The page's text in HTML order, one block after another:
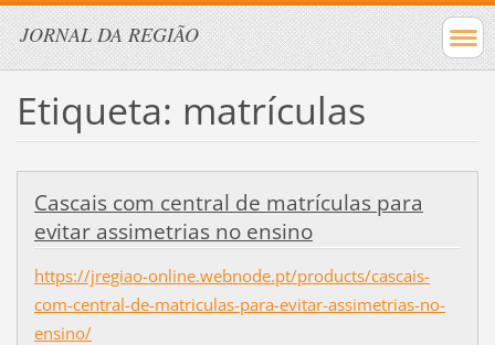
JORNAL DA REGIÃO
Etiqueta: matrículas
Cascais com central de matrículas para
evitar assimetrias no ensino
https://jregiao-online.webnode.pt/products/cascais-
com-central-de-matriculas-para-evitar-assimetrias-no-
ensino/